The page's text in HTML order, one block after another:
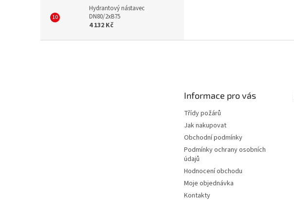
Hydrantový nástavec
DN80/2xB75
4 132 Kč
Informace pro vás
Třídy požárů
Jak nakupovat
Obchodní podmínky
Podmínky ochrany osobních
údajů
Hodnocení obchodu
Moje objednávka
Kontakty